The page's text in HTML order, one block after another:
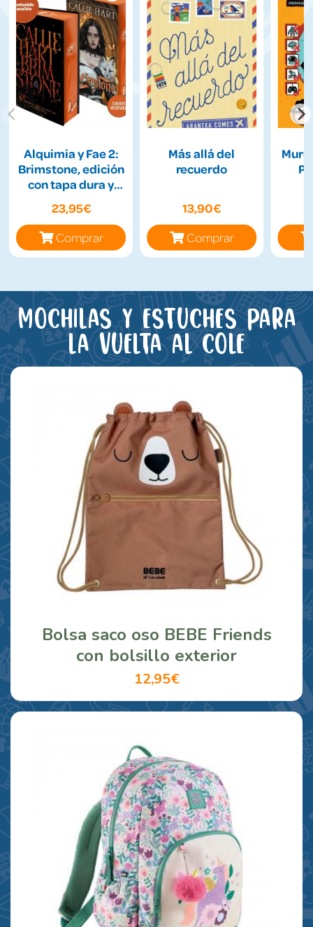
Alquimia y Fae 2:
Brimstone, edición
con tapa dura y
23,95€
Comprar
Más allá del
recuerdo
13,90€
Comprar
Mochilas y estuches para
la vuelta al cole
Bolsa saco oso BEBE Friends
con bolsillo exterior
12,95€